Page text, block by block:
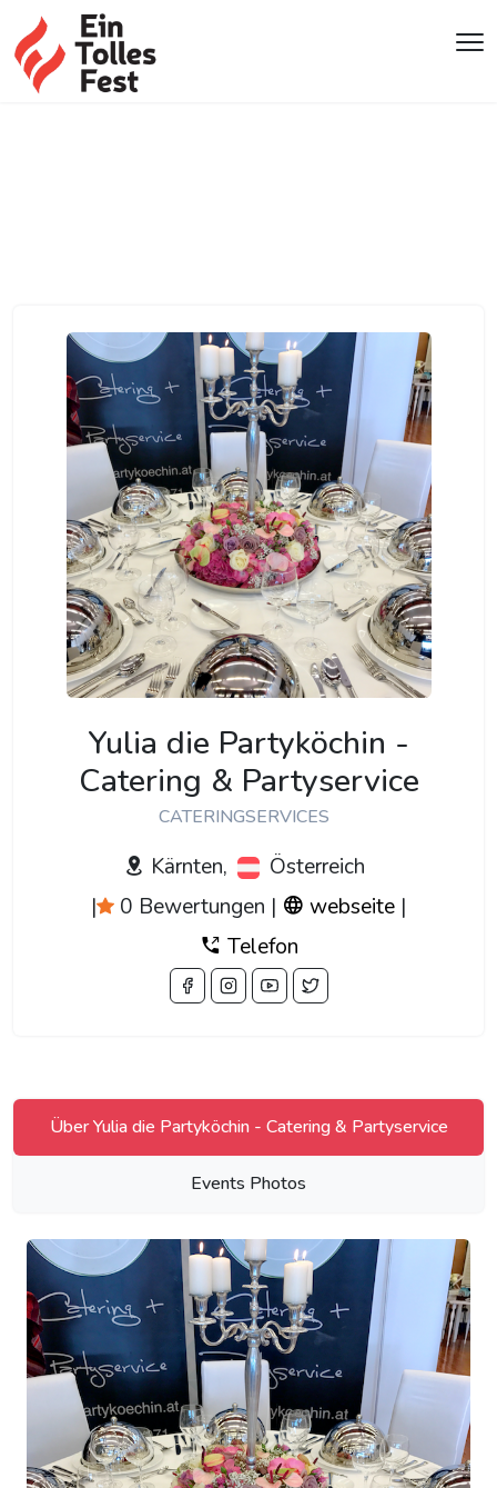
Yulia die Partyköchin -
Catering & Partyservice
CATERINGSERVICES
Kärnten,
Österreich
|
0 Bewertungen | webseite |
Telefon
Über Yulia die Partyköchin - Catering & Partyservice
Events Photos